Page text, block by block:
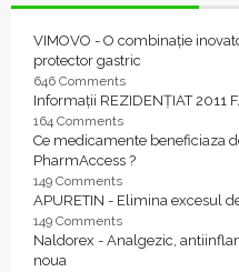
VIMOVO - O combinație
protector gastric
646 Comments
Informații REZIDENȚIAT 2011
164 Comments
Ce medicamente beneficiaza
PharmAccess ?
149 Comments
APURETIN - Elimina excesul
149 Comments
Naldorex - Analgezic,
noua